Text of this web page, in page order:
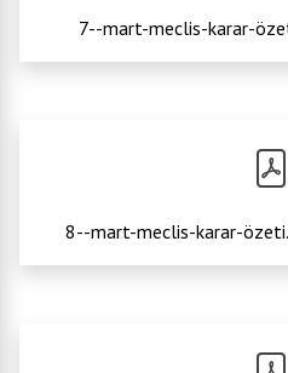
7--mart-meclis-karar-
8--mart-meclis-karar-